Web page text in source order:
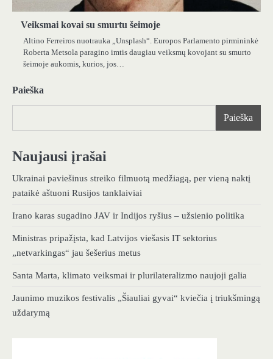
Veiksmai kovai su smurtu šeimoje
Altino Ferreiros nuotrauka „Unsplash“. Europos Parlamento pirmininkė
Roberta Metsola paragino imtis daugiau veiksmų kovojant su smurto
šeimoje aukomis, kurios, jos…
Paieška
Paieška
Naujausi įrašai
Ukrainai paviešinus streiko filmuotą medžiagą, per vieną naktį
pataikė aštuoni Rusijos tanklaiviai
Irano karas sugadino JAV ir Indijos ryšius – užsienio politika
Ministras pripažįsta, kad Latvijos viešasis IT sektorius
„netvarkingas“ jau šešerius metus
Santa Marta, klimato veiksmai ir plurilateralizmo naujoji galia
Jaunimo muzikos festivalis „Šiauliai gyvai“ kviečia į triukšmingą
uždarymą